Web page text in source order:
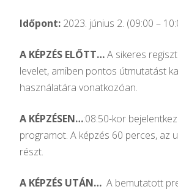
Időpont:2023. június 2. (09:00 –
A KÉPZÉS ELŐTT…A sikeres
levelet, amiben pontos útmutatást
használatára vonatkozóan.
A KÉPZÉSEN…:08:50-kor
programot. A képzés 60 perces, az
részt.
A KÉPZÉS UTÁN… A bemutatott